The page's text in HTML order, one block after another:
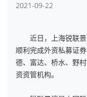
2021-09-22
近日，上海锐联景
顺利完成外资私募证
德、富达、桥水、野
资资管机构。